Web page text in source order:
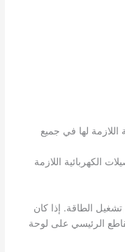
اللازمة لها في جميع
الكهربائية اللازمة
الطاقة. إذا كان
الرئيسي على لوحة